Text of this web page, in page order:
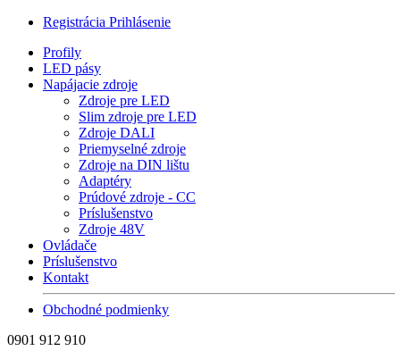
Registrácia Prihlásenie
Profily
LED pásy
Napájacie zdroje
Zdroje pre LED
Slim zdroje pre LED
Zdroje DALI
Priemyselné zdroje
Zdroje na DIN lištu
Adaptéry
Prúdové zdroje - CC
Príslušenstvo
Zdroje 48V
Ovládače
Príslušenstvo
Kontakt
Obchodné podmienky
0901 912 910